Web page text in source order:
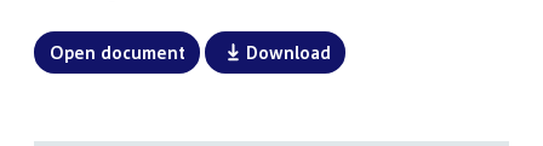
Open document Download